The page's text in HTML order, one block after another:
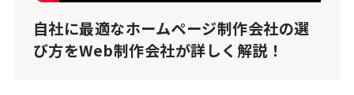
自社に最適なホームページ制作会社の選
び方をWeb制作会社が詳しく解説！